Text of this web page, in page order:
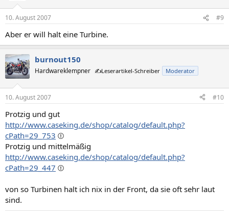
10. August 2007 #9
Aber er will halt eine Turbine.
burnout150
Hardwareklempner ✍️Leserartikel-Schreiber Moderator
10. August 2007 #10
Protzig und gut
http://www.caseking.de/shop/catalog/default.php?
cPath=29_753
Protzig und mittelmäßig
http://www.caseking.de/shop/catalog/default.php?
cPath=29_447
von so Turbinen halt ich nix in der Front, da sie oft sehr laut
sind.